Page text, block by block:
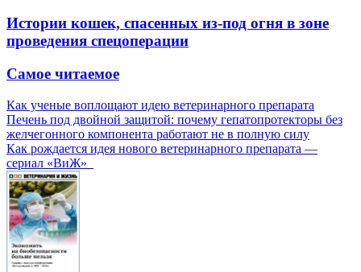
Истории кошек, спасенных из-под огня в зоне
проведения спецоперации
Самое читаемое
Как ученые воплощают идею ветеринарного препарата
Печень под двойной защитой: почему гепатопротекторы без
желчегонного компонента работают не в полную силу
Как рождается идея нового ветеринарного препарата —
сериал «ВиЖ»